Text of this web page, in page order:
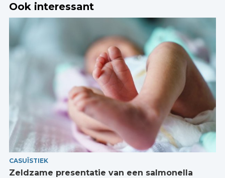
Ook interessant
CASUÏSTIEK
Zeldzame presentatie van een salmonella